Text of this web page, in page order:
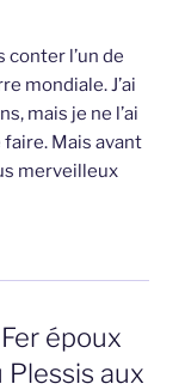
conter l’un de
mondiale. J’ai
mais je ne l’ai
Mais avant
merveilleux
époux
aux